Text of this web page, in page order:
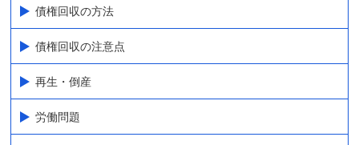
債権回収の方法
債権回収の注意点
再生・倒産
労働問題